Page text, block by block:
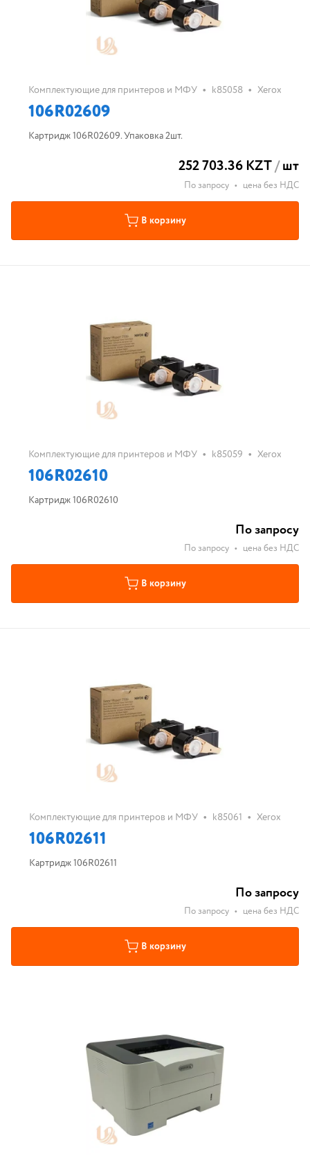
Комплектующие для принтеров и МФУ • k85058 • Xerox
106R02609
Картридж 106R02609. Упаковка 2шт.
252 703.36 KZT/шт
По запросу • цена без НДС
В корзину
Комплектующие для принтеров и МФУ • k85059 • Xerox
106R02610
Картридж 106R02610
По запросу
По запросу • цена без НДС
В корзину
Комплектующие для принтеров и МФУ • k85061 • Xerox
106R02611
Картридж 106R02611
По запросу
По запросу • цена без НДС
В корзину